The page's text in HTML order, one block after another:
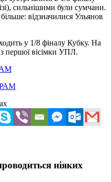
сильнішими були сумчани.
відзначилися Ульянов
у 1/8 фіналу Кубку. На
з першої вісімки УПЛ.
ніяких